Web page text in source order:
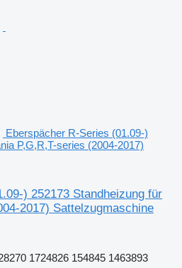
Eberspächer R-Series (01.09-)
P,G,R,T-series (2004-2017)
) 252173 Standheizung für
2017) Sattelzugmaschine
1724826 154845 1463893